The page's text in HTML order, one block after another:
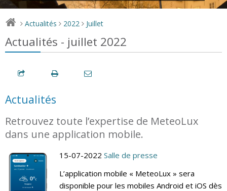
> Actualités > 2022 > Juillet
Actualités - juillet 2022
Actualités
Retrouvez toute l’expertise de MeteoLux
dans une application mobile.
15-07-2022 Salle de presse
L’application mobile « MeteoLux » sera
disponible pour les mobiles Android et iOS dès